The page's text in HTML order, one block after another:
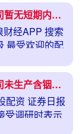
贵研铂业：截至目前，公司暂无短期内推出新一轮股权激励计划的明确安排
财经APP 搜索
最受欢迎的配
年推
贵研铂业：截至目前，公司未生产含铟类靶材产品
配资 证券日报
受调研时表示